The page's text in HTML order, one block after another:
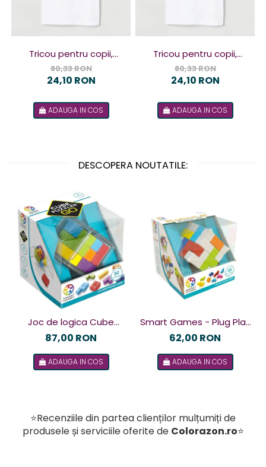
Tricou pentru copii,
design Terorist
80,33 RON
24,10 RON
ADAUGA IN COS
Tricou pentru copii,
design Terorista
80,33 RON
24,10 RON
ADAUGA IN COS
DESCOPERA NOUTATILE:
Joc de logica Cube
Puzzler Go, Smart
87,00 RON
ADAUGA IN COS
Smart Games - Plug Play
Puzzler, joc de logica cu
romana
62,00 RON
ADAUGA IN COS
⭐Recenziile din partea clienților mulțumiți de
produsele și serviciile oferite de Colorazon.ro⭐